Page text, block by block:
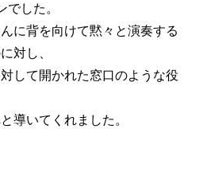
した。
に背を向けて黙々と演奏する
対し、
して開かれた窓口のような役
導いてくれました。